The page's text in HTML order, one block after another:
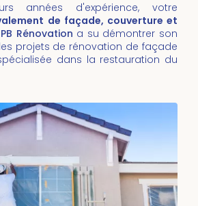
années d'expérience, votre
de façade, couverture et
PB Rénovation a su démontrer son
projets de rénovation de façade
dans la restauration du